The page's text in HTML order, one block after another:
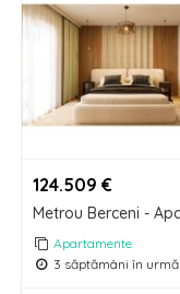
124.509 €
Apartamente
3 săptămâni în urmă